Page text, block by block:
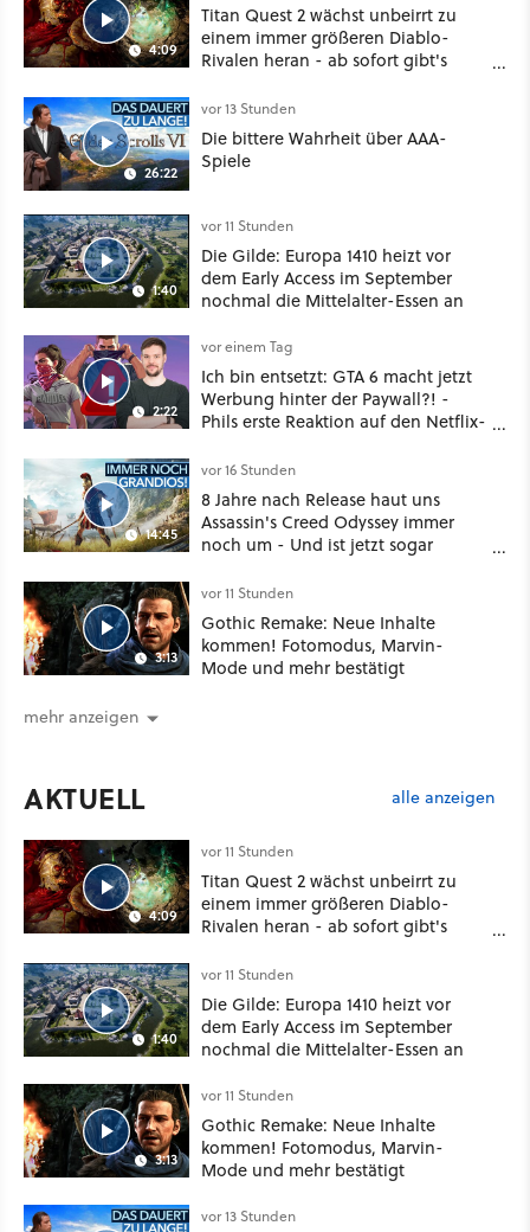
4:09
Titan Quest 2 wächst unbeirrt zu
einem immer größeren Diablo-
Rivalen heran - ab sofort gibt's
Klasse
26:22
vor 13 Stunden
Die bittere Wahrheit über AAA-
Spiele
1:40
vor 11 Stunden
Die Gilde: Europa 1410 heizt vor
dem Early Access im September
nochmal die Mittelalter-Essen an
2:22
vor einem Tag
Ich bin entsetzt: GTA 6 macht jetzt
Werbung hinter der Paywall?! -
Phils erste Reaktion auf den Netflix-
14:45
vor 16 Stunden
8 Jahre nach Release haut uns
Assassin's Creed Odyssey immer
noch um - Und ist jetzt sogar
3:13
vor 11 Stunden
Gothic Remake: Neue Inhalte
kommen! Fotomodus, Marvin-
Mode und mehr bestätigt
mehr anzeigen
AKTUELL alle anzeigen
4:09
vor 11 Stunden
Titan Quest 2 wächst unbeirrt zu
einem immer größeren Diablo-
Rivalen heran - ab sofort gibt's
Klasse
1:40
vor 11 Stunden
Die Gilde: Europa 1410 heizt vor
dem Early Access im September
nochmal die Mittelalter-Essen an
3:13
vor 11 Stunden
Gothic Remake: Neue Inhalte
kommen! Fotomodus, Marvin-
Mode und mehr bestätigt
vor 13 Stunden